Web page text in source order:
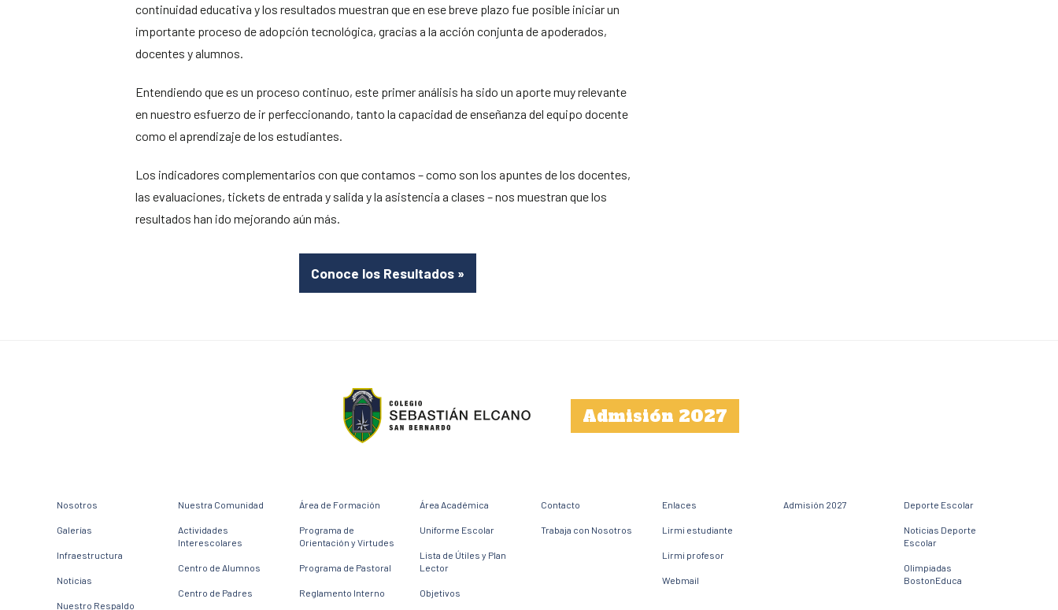
continuidad educativa y los resultados muestran que en ese breve plazo fue posible iniciar un
importante proceso de adopción tecnológica, gracias a la acción conjunta de apoderados,
docentes y alumnos.
Entendiendo que es un proceso continuo, este primer análisis ha sido un aporte muy relevante
en nuestro esfuerzo de ir perfeccionando, tanto la capacidad de enseñanza del equipo docente
como el aprendizaje de los estudiantes.
Los indicadores complementarios con que contamos – como son los apuntes de los docentes,
las evaluaciones, tickets de entrada y salida y la asistencia a clases – nos muestran que los
resultados han ido mejorando aún más.
Conoce los Resultados »
Admisión 2027
Nosotros
Galerías
Infraestructura
Noticias
Nuestro Respaldo
Nuestra Comunidad
Actividades
Interescolares
Centro de Alumnos
Centro de Padres
Área de Formación
Programa de
Orientación y Virtudes
Programa de Pastoral
Reglamento Interno
Área Académica
Uniforme Escolar
Lista de Útiles y Plan
Lector
Objetivos
Contacto
Trabaja con Nosotros
Enlaces
Lirmi estudiante
Lirmi profesor
Webmail
Admisión 2027 Deporte Escolar
Noticias Deporte
Escolar
Olimpiadas
BostonEduca